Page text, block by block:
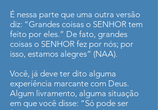
É nessa parte que uma outra versão
diz: “Grandes coisas o SENHOR tem
feito por eles.” De fato, grandes
coisas o SENHOR fez por nós; por
isso, estamos alegres” (NAA).
Você, já deve ter dito alguma
experiência marcante com Deus.
Algum livramento, alguma situação
em que você disse: “Só pode ser